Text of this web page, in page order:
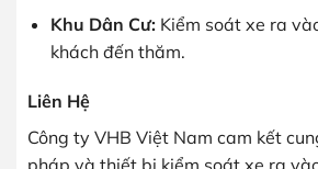
Khu Dân Cư:Kiểm soát xe ra
khách đến thăm.
Liên Hệ
Công ty VHB Việt Nam cam kết